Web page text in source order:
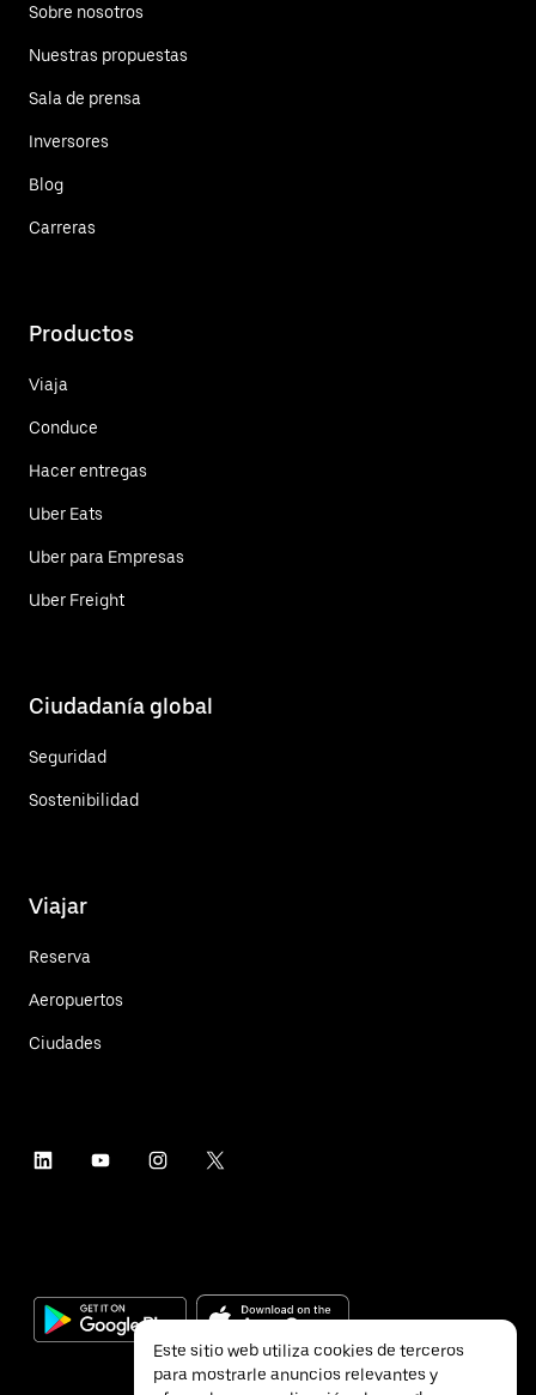
Sobre nosotros
Nuestras propuestas
Sala de prensa
Inversores
Blog
Carreras
Productos
Viaja
Conduce
Hacer entregas
Uber Eats
Uber para Empresas
Uber Freight
Ciudadanía global
Seguridad
Sostenibilidad
Viajar
Reserva
Aeropuertos
Ciudades
Este sitio web utiliza cookies de terceros
para mostrarle anuncios relevantes y